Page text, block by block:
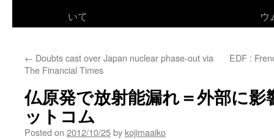
いて
ウ
← Doubts cast over Japan nuclear phase-out via
The Financial Times
EDF :
仏原発で放射能漏れ＝外部に
ットコム
Posted on 2012/10/25by kojimaaiko